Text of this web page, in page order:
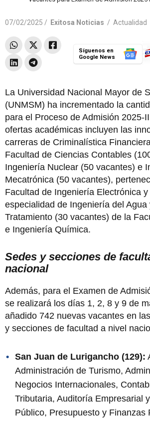
07/02/2025 / Exitosa Noticias / Actualidad
Síguenos en
Google News
La Universidad Nacional Mayor de
(UNMSM) ha incrementado la
para el Proceso de Admisión 2025-
ofertas académicas incluyen las
carreras de Criminalística
Facultad de Ciencias Contables
Ingeniería Nuclear (50 vacantes) e
Mecatrónica (50 vacantes),
Facultad de Ingeniería Electrónica
especialidad de Ingeniería del Agua
Tratamiento (30 vacantes) de la
e Ingeniería Química.
Sedes y secciones de
nacional
Además, para el Examen de
se realizará los días 1, 2, 8 y 9 de
añadido 742 nuevas vacantes en
y secciones de facultad a nivel
San Juan de Lurigancho (129):
Administración de Turismo,
Negocios Internacionales,
Tributaria, Auditoría Empresarial
Público, Presupuesto y Finanzas